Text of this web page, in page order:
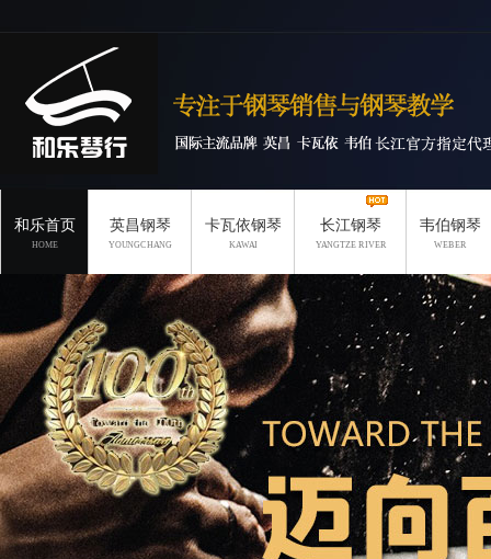
和乐首页
HOME
英昌钢琴
YOUNGCHANG
卡瓦依钢琴
KAWAI
长江钢琴
YANGTZE RIVER
韦伯钢琴
WEBER